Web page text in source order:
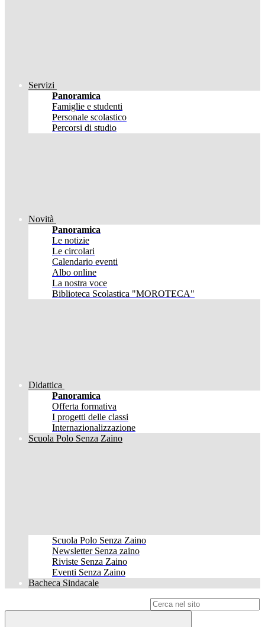
Servizi
Panoramica
Famiglie e studenti
Personale scolastico
Percorsi di studio
Novità
Panoramica
Le notizie
Le circolari
Calendario eventi
Albo online
La nostra voce
Biblioteca Scolastica "MOROTECA"
Didattica
Panoramica
Offerta formativa
I progetti delle classi
Internazionalizzazione
Scuola Polo Senza Zaino
Scuola Polo Senza Zaino
Newsletter Senza zaino
Riviste Senza Zaino
Eventi Senza Zaino
Bacheca Sindacale